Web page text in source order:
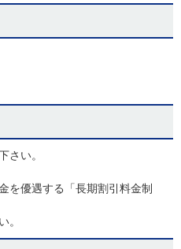
さい。
を優遇する「長期割引料金制
。